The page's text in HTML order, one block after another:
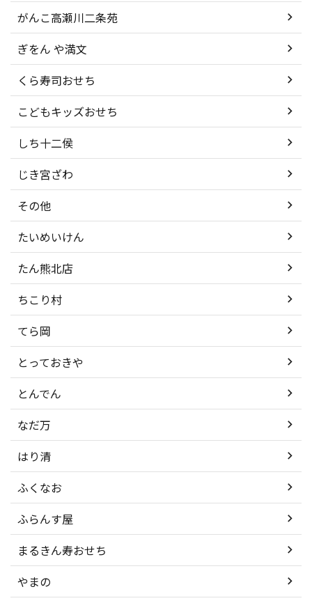
がんこ高瀬川二条苑
ぎをん や満文
くら寿司おせち
こどもキッズおせち
しち十二侯
じき宮ざわ
その他
たいめいけん
たん熊北店
ちこり村
てら岡
とっておきや
とんでん
なだ万
はり清
ふくなお
ふらんす屋
まるきん寿おせち
やまの